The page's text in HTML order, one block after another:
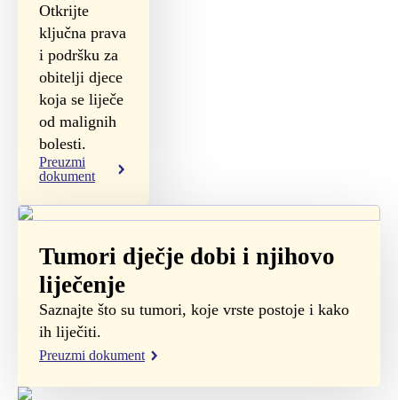
Otkrijte
ključna prava
i podršku za
obitelji djece
koja se liječe
od malignih
bolesti.
Preuzmi
dokument
Tumori dječje dobi i njihovo
liječenje
Saznajte što su tumori, koje vrste postoje i kako
ih liječiti.
Preuzmi dokument